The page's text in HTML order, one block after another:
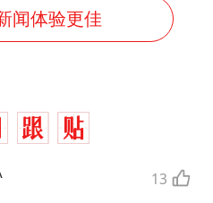
闻体验更佳
13